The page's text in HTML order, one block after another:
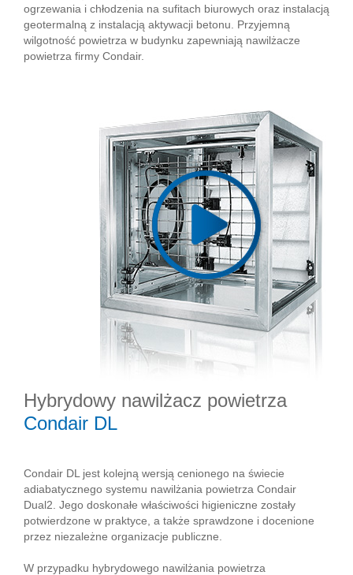
ogrzewania i chłodzenia na sufitach biurowych oraz instalacją
geotermalną z instalacją aktywacji betonu. Przyjemną
wilgotność powietrza w budynku zapewniają nawilżacze
powietrza firmy Condair.
Hybrydowy nawilżacz powietrza
Condair DL
Condair DL jest kolejną wersją cenionego na świecie
adiabatycznego systemu nawilżania powietrza Condair
Dual2. Jego doskonałe właściwości higieniczne zostały
potwierdzone w praktyce, a także sprawdzone i docenione
przez niezależne organizacje publiczne.
W przypadku hybrydowego nawilżania powietrza